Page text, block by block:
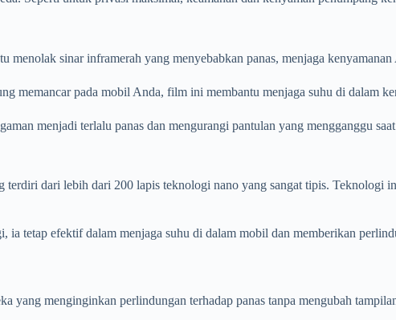
menolak sinar inframerah yang menyebabkan panas, menjaga kenyamanan
memancar pada mobil Anda, film ini membantu menjaga suhu di dalam
menjadi terlalu panas dan mengurangi pantulan yang mengganggu
dari lebih dari 200 lapis teknologi nano yang sangat tipis. Teknologi
tetap efektif dalam menjaga suhu di dalam mobil dan memberikan
yang menginginkan perlindungan terhadap panas tanpa mengubah